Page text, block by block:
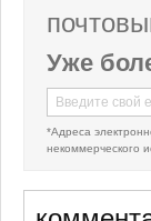
Уже
*Адреса
некоммерческого